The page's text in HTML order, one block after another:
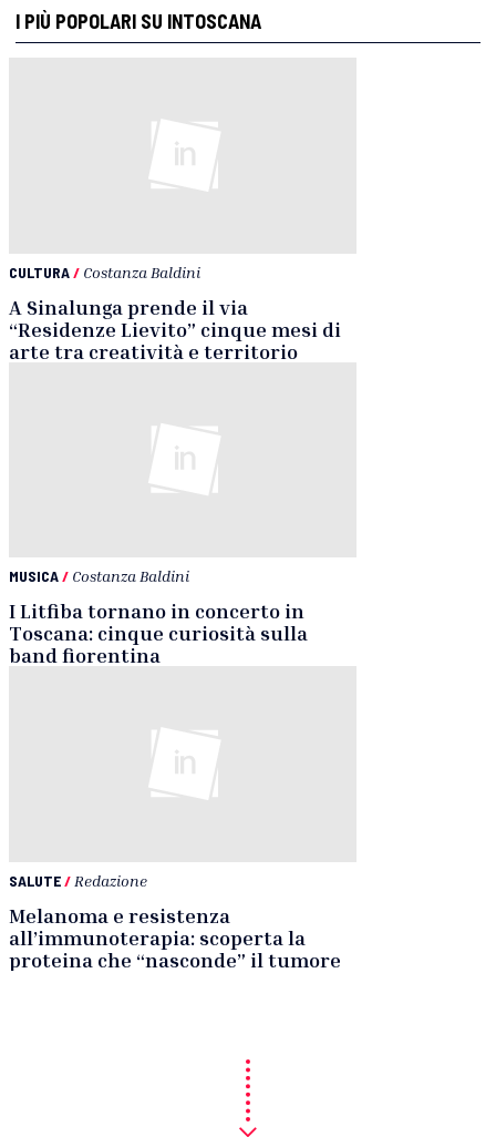
I PIÙ POPOLARI SU INTOSCANA
CULTURA/ Costanza Baldini
A Sinalunga prende il via
“Residenze Lievito” cinque mesi di
arte tra creatività e territorio
MUSICA/ Costanza Baldini
I Litfiba tornano in concerto in
Toscana: cinque curiosità sulla
band fiorentina
SALUTE/ Redazione
Melanoma e resistenza
all’immunoterapia: scoperta la
proteina che “nasconde” il tumore